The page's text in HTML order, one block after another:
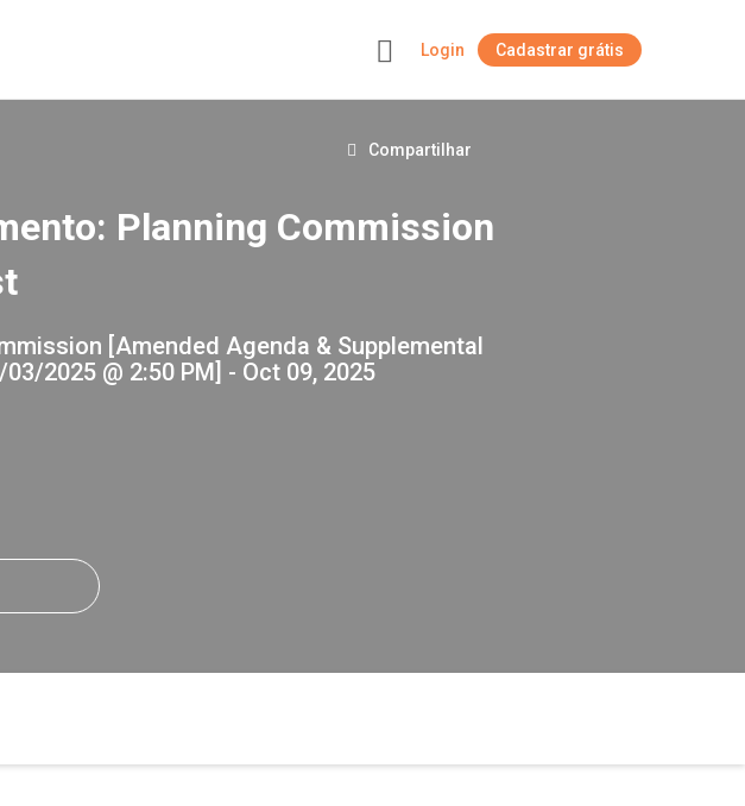
Login Cadastrar grátis
Compartilhar
Planning Commission
[Amended Agenda & Supplemental
2025 @ 2:50 PM] - Oct 09, 2025